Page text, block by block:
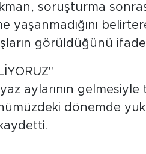
soruşturma
görüldüğünü
aylarının gelmesiyle
dönemde